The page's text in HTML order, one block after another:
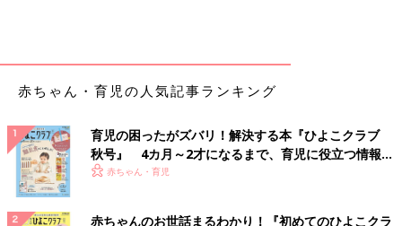
赤ちゃん・育児の人気記事ランキング
育児の困ったがズバリ！解決する本『ひよこクラブ
秋号』 4カ月～2才になるまで、育児に役立つ情報が
いっぱい！
赤ちゃん・育児
赤ちゃんのお世話まるわかり！『初めてのひよこクラ